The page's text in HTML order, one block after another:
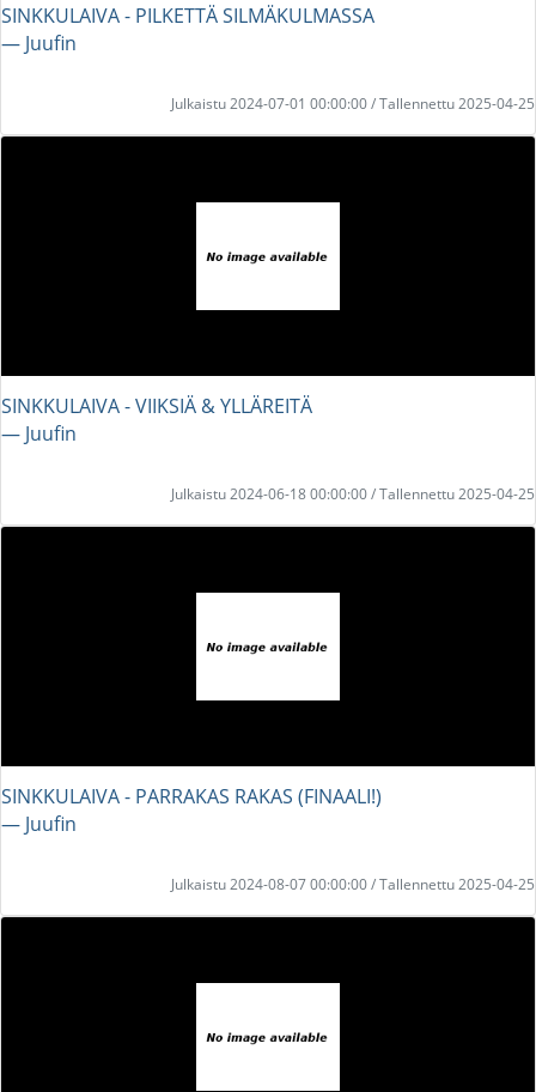
SINKKULAIVA - PILKETTÄ SILMÄKULMASSA
― Juufin
Julkaistu 2024-07-01 00:00:00 / Tallennettu 2025-04-25
SINKKULAIVA - VIIKSIÄ & YLLÄREITÄ
― Juufin
Julkaistu 2024-06-18 00:00:00 / Tallennettu 2025-04-25
SINKKULAIVA - PARRAKAS RAKAS (FINAALI!)
― Juufin
Julkaistu 2024-08-07 00:00:00 / Tallennettu 2025-04-25